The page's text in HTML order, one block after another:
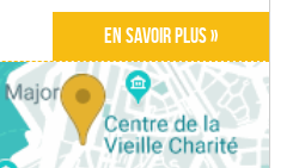
En savoir plus »